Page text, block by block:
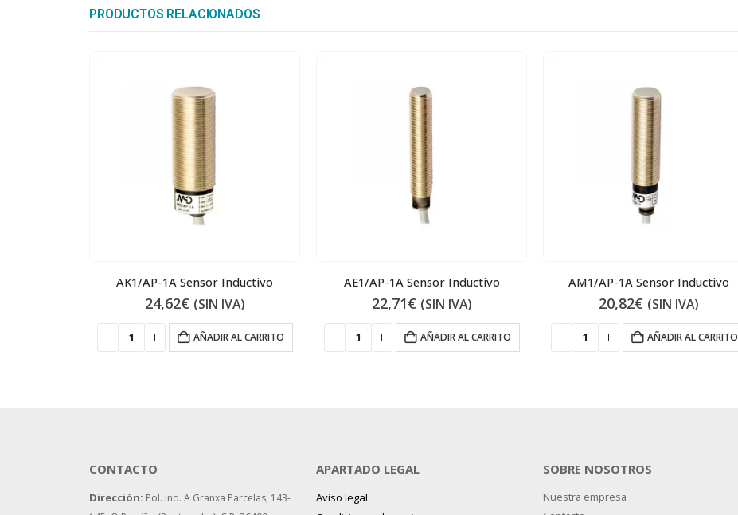
PRODUCTOS RELACIONADOS
AK1/AP-1A Sensor Inductivo
24,62€ (SIN IVA)
AÑADIR AL CARRITO
AE1/AP-1A Sensor Inductivo
22,71€ (SIN IVA)
AÑADIR AL CARRITO
AM1/AP-1A Sensor Inductivo
20,82€ (SIN IVA)
AÑADIR AL CARRITO
CONTACTO
Dirección: Pol. Ind. A Granxa Parcelas, 143-
APARTADO LEGAL
Aviso legal
SOBRE NOSOTROS
Nuestra empresa